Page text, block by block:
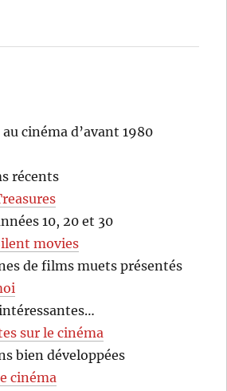
cinéma d’avant 1980
récents
10, 20 et 30
movies
de films muets présentés
sur le cinéma
bien développées
cinéma